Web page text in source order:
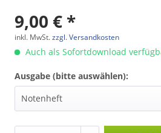
9,00 € *
inkl. MwSt.zzgl. Versandkosten
Auch als Sofortdownload
Ausgabe (bitte auswählen):